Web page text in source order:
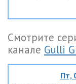
Смотрите
канале Gulli
Пт,